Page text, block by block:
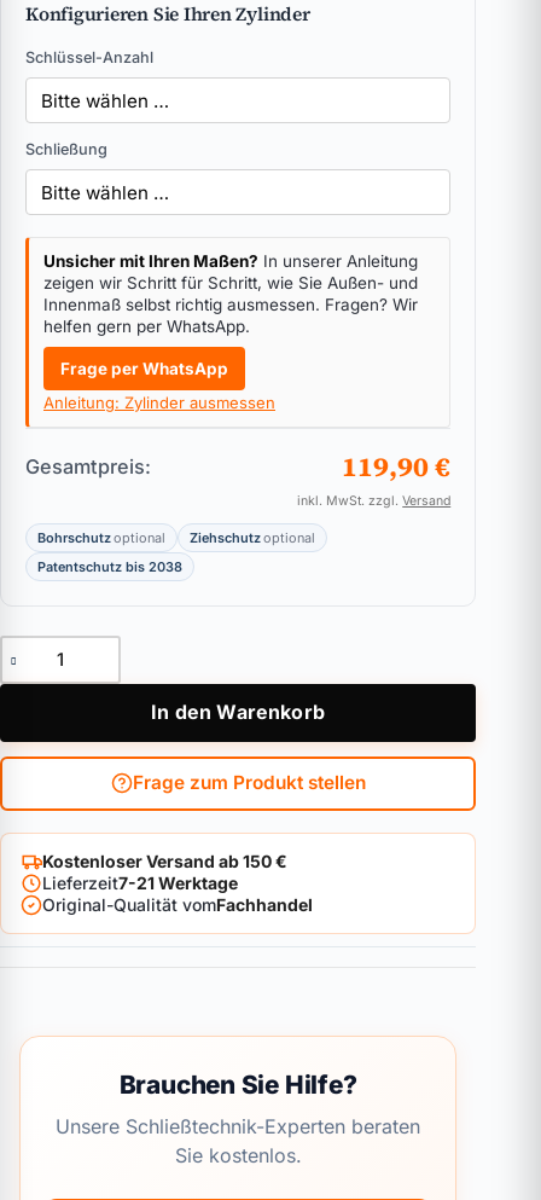
Konfigurieren Sie Ihren Zylinder
Schlüssel-Anzahl
Schließung
Unsicher mit Ihren Maßen? In unserer Anleitung
zeigen wir Schritt für Schritt, wie Sie Außen- und
Innenmaß selbst richtig ausmessen. Fragen? Wir
helfen gern per WhatsApp.
Frage per WhatsApp
Anleitung: Zylinder ausmessen
Gesamtpreis: 119,90 €
inkl. MwSt. zzgl.Versand
Bohrschutzoptional Ziehschutzoptional
Patentschutz bis 2038
Hangschloss BKS janus8000 Menge
In den Warenkorb
Frage zum Produkt stellen
Kostenloser Versand ab 150 €
Lieferzeit7-21 Werktage
Original-Qualität vomFachhandel
Brauchen Sie Hilfe?
Unsere Schließtechnik-Experten beraten
Sie kostenlos.